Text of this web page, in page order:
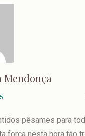
Mendonça
pêsames para